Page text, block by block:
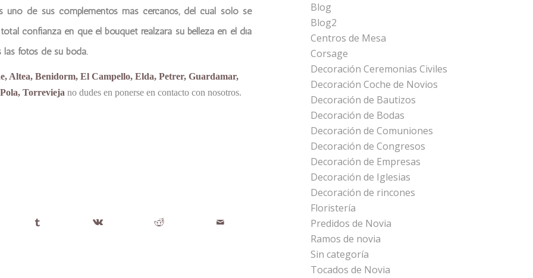
de sus complementos más cercanos, del cual sólo se
confianza en que el bouquet realzará su belleza en el día
fotos de su boda.
Altea, Benidorm, El Campello, Elda, Petrer, Guardamar,
Torrevieja no dudes en ponerse en contacto con nosotros.
Blog
Blog2
Centros de Mesa
Corsage
Decoración Ceremonias Civiles
Decoración Coche de Novios
Decoración de Bautizos
Decoración de Bodas
Decoración de Comuniones
Decoración de Congresos
Decoración de Empresas
Decoración de Iglesias
Decoración de rincones
Floristería
Predidos de Novia
Ramos de novia
Sin categoría
Tocados de Novia